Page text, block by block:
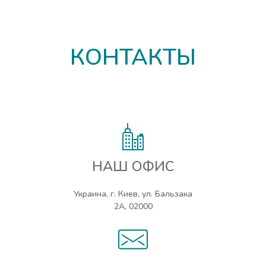
КОНТАКТЫ
НАШ ОФИС
Украина, г. Киев, ул. Бальзака
2А, 02000